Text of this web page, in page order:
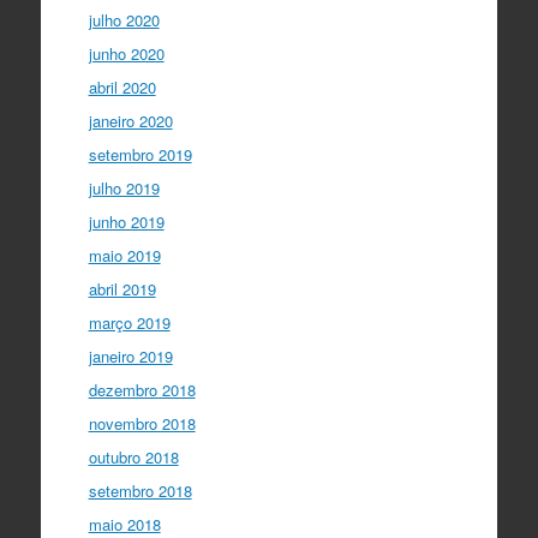
julho 2020
junho 2020
abril 2020
janeiro 2020
setembro 2019
julho 2019
junho 2019
maio 2019
abril 2019
março 2019
janeiro 2019
dezembro 2018
novembro 2018
outubro 2018
setembro 2018
maio 2018